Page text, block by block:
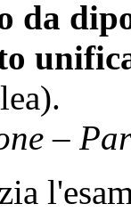
da
–